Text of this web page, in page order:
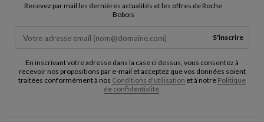
Recevez par mail les dernières actualités et les offres de Roche
Bobois
S'inscrire
En inscrivant votre adresse dans la case ci dessus, vous consentez à
recevoir nos propositions par e-mail et acceptez que vos données soient
traitées conformément à nos Conditions d'utilisation et à notre Politique
de confidentialité.